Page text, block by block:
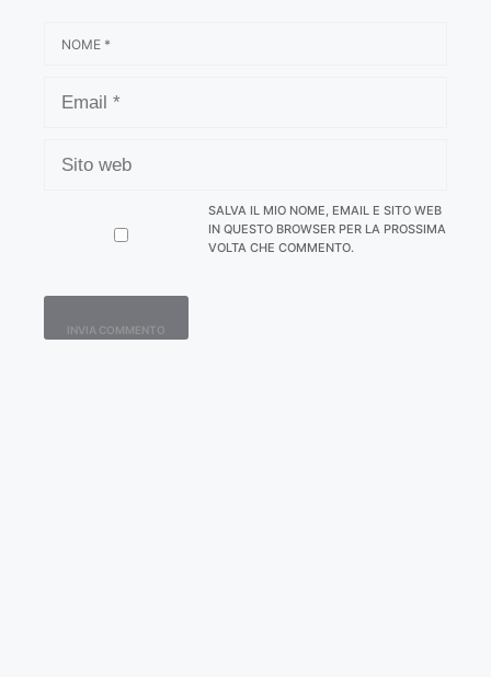
WEB
SALVA IL MIO NOME, EMAIL E SITO WEB
IN QUESTO BROWSER PER LA PROSSIMA
VOLTA CHE COMMENTO.